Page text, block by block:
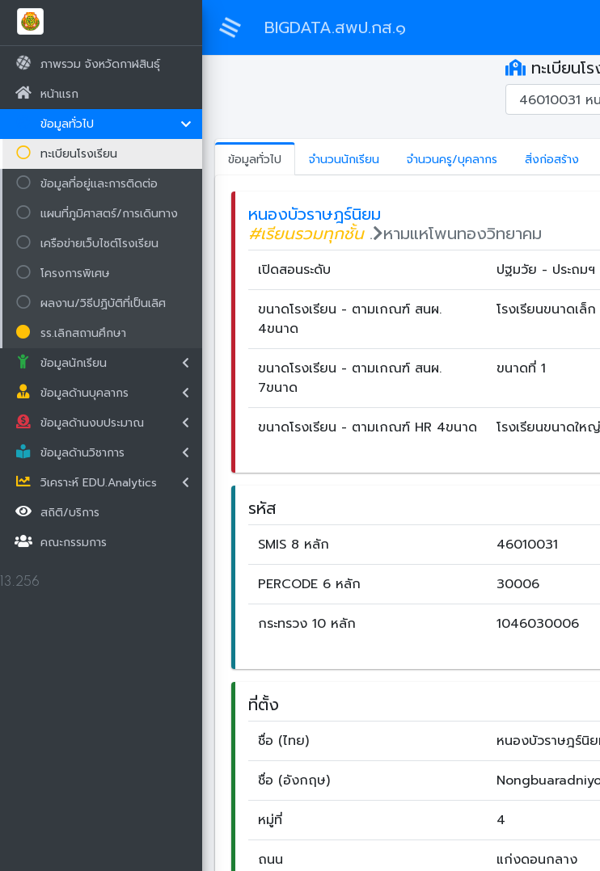
BIGDATA.สพป.กส.๑
ภาพรวม จังหวัดกาฬสินธุ์
หน้าแรก
ข้อมูลทั่วไป
ทะเบียนโรงเรียน
ข้อมูลที่อยู่และการติดต่อ
แผนที่ภูมิศาสตร์/การเดินทาง
เครือข่ายเว็บไซต์โรงเรียน
โครงการพิเศษ
ผลงาน/วิธีปฏิบัติที่เป็นเลิศ
รร.เลิกสถานศึกษา
ข้อมูลนักเรียน
ข้อมูลด้านบุคลากร
ข้อมูลด้านงบประมาณ
ข้อมูลด้านวิชาการ
วิเคราะห์ EDU.Analytics
สถิติ/บริการ
คณะกรรมการ
13.256
ทะเบียนโ
ข้อมูลทั่วไป จำนวนนักเรียน จำนวนครู/บุคลากร สิ่งก่อสร้าง
หนองบัวราษฎร์นิยม
#เรียนรวมทุกชั้น. หามแหโพนทองวิทยาคม
เปิดสอนระดับ ปฐมวัย - ประถมฯ
ขนาดโรงเรียน - ตามเกณฑ์ สนผ.
4ขนาด
โรงเรียนขนาดเล็ก
ขนาดโรงเรียน - ตามเกณฑ์ สนผ.
7ขนาด
ขนาดที่ 1
ขนาดโรงเรียน - ตามเกณฑ์ HR 4ขนาด โรงเรียนขนาดให
รหัส
SMIS 8 หลัก 46010031
PERCODE 6 หลัก 30006
กระทรวง 10 หลัก 1046030006
ที่ตั้ง
ชื่อ (ไทย) หนองบัวราษฎร์นิ
ชื่อ (อังกฤษ)
หมู่ที่ 4
ถนน แก่งดอนกลาง